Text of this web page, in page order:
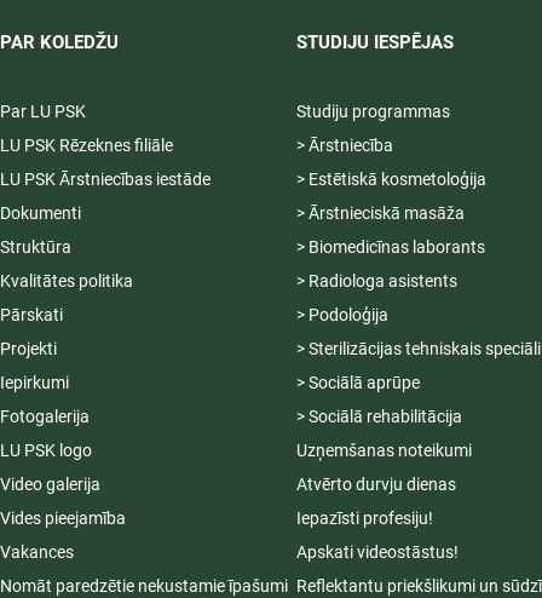
PAR KOLEDŽU
Par LU PSK
LU PSK Rēzeknes filiāle
LU PSK Ārstniecības iestāde
Dokumenti
Struktūra
Kvalitātes politika
Pārskati
Projekti
Iepirkumi
Fotogalerija
LU PSK logo
Video galerija
Vides pieejamība
Vakances
Nomāt paredzētie nekustamie īpašumi
STUDIJU IESPĒJAS
Studiju programmas
> Ārstniecība
> Estētiskā kosmetoloģija
> Ārstnieciskā masāža
> Biomedicīnas laborants
> Radiologa asistents
> Podoloģija
> Sterilizācijas tehniskais
> Sociālā aprūpe
> Sociālā rehabilitācija
Uzņemšanas noteikumi
Atvērto durvju dienas
Iepazīsti profesiju!
Apskati videostāstus!
Reflektantu priekšlikumi un